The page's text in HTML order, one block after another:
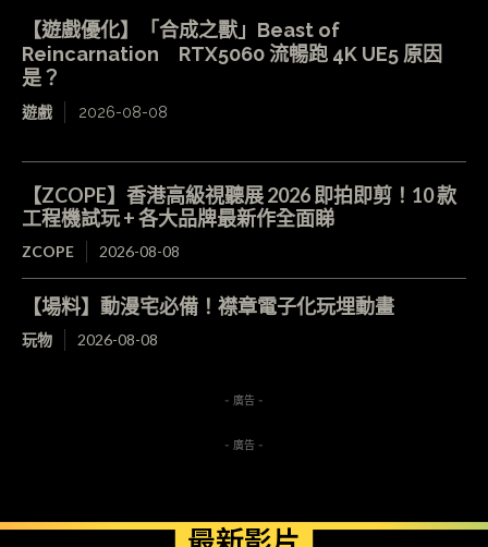
【遊戲優化】「合成之獸」Beast of
Reincarnation RTX5060 流暢跑 4K UE5 原因
是？
遊戲 2026-08-08
【ZCOPE】香港高級視聽展 2026 即拍即剪！10 款
工程機試玩 + 各大品牌最新作全面睇
ZCOPE 2026-08-08
【場料】動漫宅必備！襟章電子化玩埋動畫
玩物 2026-08-08
- 廣告 -
- 廣告 -
最新影片